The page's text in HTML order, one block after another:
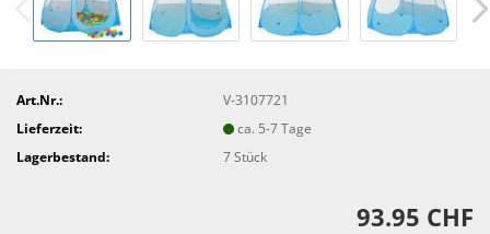
Art.Nr.:
V-3107721
Lieferzeit:
ca. 5-7 Tage
Lagerbestand:
7Stück
93.95 CHF